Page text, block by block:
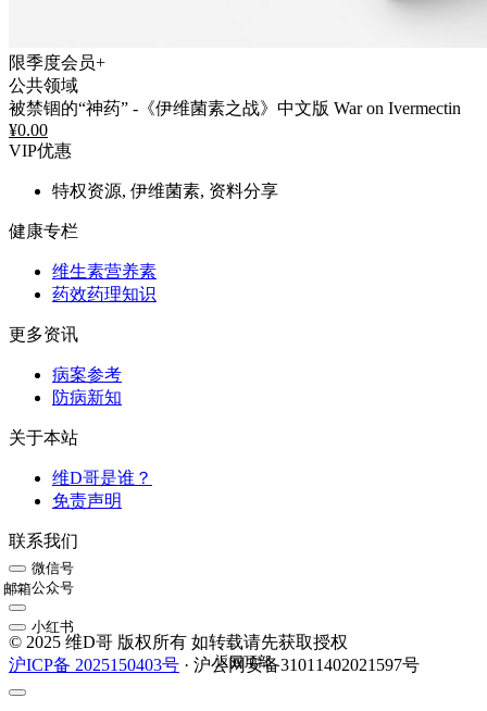
限季度会员+
公共领域
被禁锢的“神药” -《伊维菌素之战》中文版 War on Ivermectin
¥0.00
VIP优惠
特权资源, 伊维菌素, 资料分享
健康专栏
维生素营养素
药效药理知识
更多资讯
病案参考
防病新知
关于本站
维D哥是谁？
免责声明
联系我们
微信号
公众号
邮箱
小红书
© 2025 维D哥 版权所有 如转载请先获取授权
沪ICP备 2025150403号 · 沪公网安备31011402021597号
返回顶部